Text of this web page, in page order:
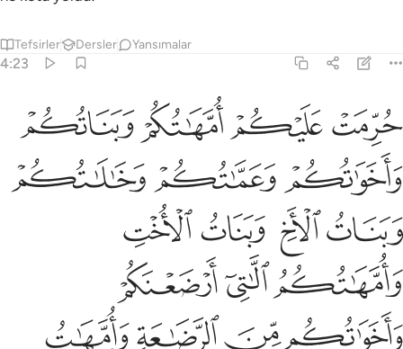
Tefsirler Dersler Yansımalar
4:23
حرمت عليكم امهاتكم وبناتكم واخواتكم وعماتكم وخالاتكم وبنات
حُرِّمَتْ عَلَيْكُمْ أُمَّهَـٰتُكُمْ وَبَنَاتُكُمْ وَأَخَوَٰتُكُمْ وَعَمَّـٰتُكُمْ وَخَـٰلَـٰتُكُمْ وَبَنَاتُ
ﱳﱴﱵﱶ
ﱷﱸﱹ
ﱺﱻ ﱼﱽ
ﱾﱿﲀ
ﲁﲂﲃﲄ